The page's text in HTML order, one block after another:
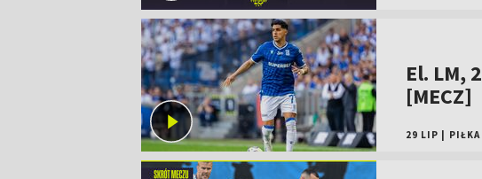
El. LM,
[MECZ]
29 LIP